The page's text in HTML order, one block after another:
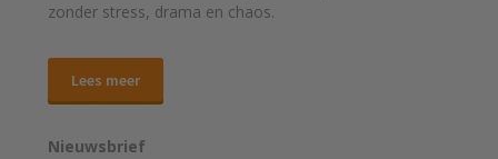
zonder stress, drama en chaos.
Lees meer
Nieuwsbrief